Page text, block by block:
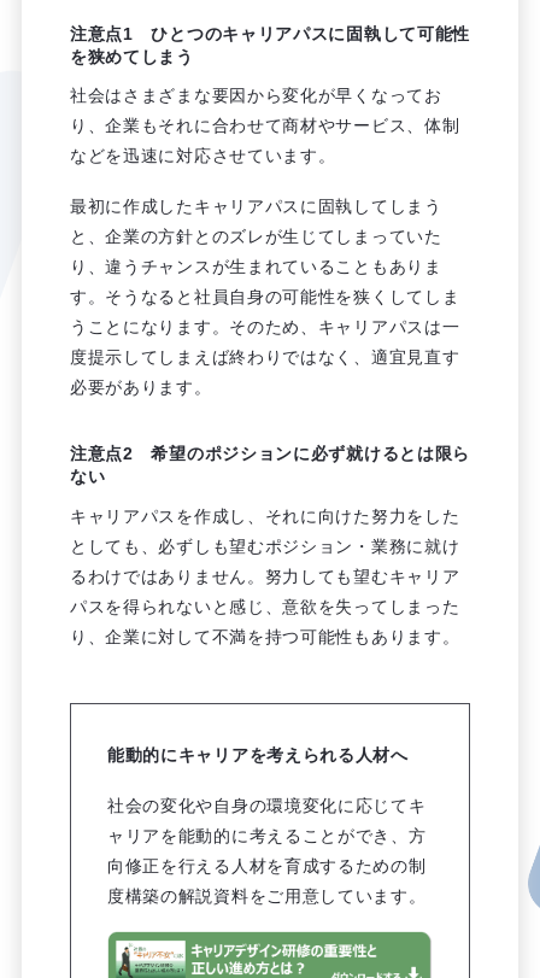
注意点1 ひとつのキャリアパスに固執して可能性
を狭めてしまう
社会はさまざまな要因から変化が早くなってお
り、企業もそれに合わせて商材やサービス、体制
などを迅速に対応させています。
最初に作成したキャリアパスに固執してしまう
と、企業の方針とのズレが生じてしまっていた
り、違うチャンスが生まれていることもありま
す。そうなると社員自身の可能性を狭くしてしま
うことになります。そのため、キャリアパスは一
度提示してしまえば終わりではなく、適宜見直す
必要があります。
注意点2 希望のポジションに必ず就けるとは限ら
ない
キャリアパスを作成し、それに向けた努力をした
としても、必ずしも望むポジション・業務に就け
るわけではありません。努力しても望むキャリア
パスを得られないと感じ、意欲を失ってしまった
り、企業に対して不満を持つ可能性もあります。
能動的にキャリアを考えられる人材へ
社会の変化や自身の環境変化に応じてキ
ャリアを能動的に考えることができ、方
向修正を行える人材を育成するための制
度構築の解説資料をご用意しています。